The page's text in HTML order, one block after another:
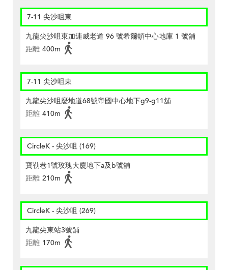
7-11 尖沙咀東
九龍尖沙咀東加連威老道 96 號希爾頓中心地庫 1 號舖
距離 400m
7-11 尖沙咀東
九龍尖沙咀麼地道68號帝國中心地下g9-g11舖
距離 410m
CircleK - 尖沙咀 (169)
寶勒巷1號玫瑰大廈地下a及b號舖
距離 210m
CircleK - 尖沙咀 (269)
九龍尖東站3號舖
距離 170m